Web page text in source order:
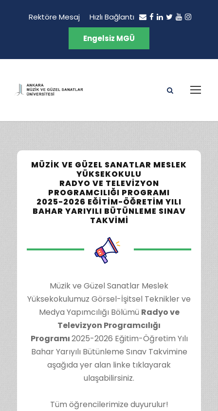
Rektöre Mesaj Hızlı Bağlantı
Engelsiz MGÜ
MÜZIK VE GÜZEL SANATLAR MESLEK
YÜKSEKOKULU
RADYO VE TELEVIZYON
PROGRAMCILIĞI PROGRAMI
2025-2026 EĞITIM-ÖĞRETIM YILI
BAHAR YARIYILI BÜTÜNLEME SINAV
TAKVIMI
Müzik ve Güzel Sanatlar Meslek
Yüksekokulumuz Görsel-İşitsel Teknikler ve
Medya Yapımcılığı Bölümü Radyo ve
Televizyon Programcılığı
Programı2025-2026 Eğitim-Öğretim Yılı
Bahar Yarıyılı Bütünleme Sınav Takvimine
aşağıda yer alan linke tıklayarak
ulaşabilirsiniz.
Tüm öğrencilerimize duyurulur!